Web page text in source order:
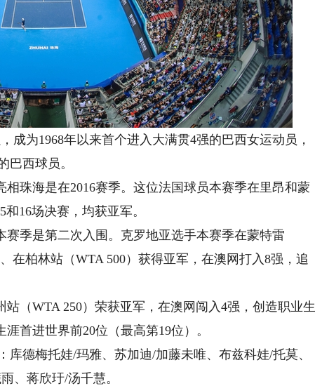
为1968年以来首个进入大满贯4强的巴西女运动员，
巴西球员。
珠海是在2016赛季。这位法国球员本赛季在里昂和蒙
16场决赛，均获亚军。
季是第二次入围。克罗地亚选手本赛季在蒙特雷
在柏林站（WTA 500）获得亚军，在澳网打入8强，追
WTA 250）荣获亚军，在澳网闯入4强，创造职业生
首进世界前20位（最高第19位）。
德梅托娃/玛雅、苏加迪/加藤未唯、布兹科娃/托莫、
、蒋欣玗/汤千慧。